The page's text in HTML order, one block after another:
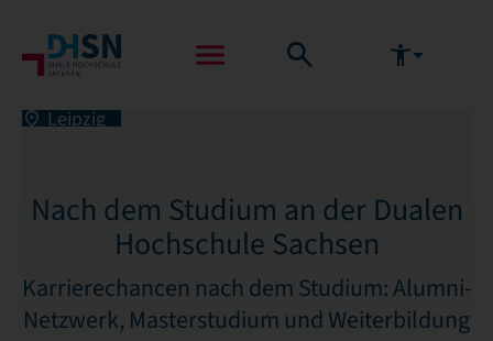
Leipzig
Nach dem Studium an der Dualen
Hochschule Sachsen
Karrierechancen nach dem Studium: Alumni-
Netzwerk, Masterstudium und Weiterbildung